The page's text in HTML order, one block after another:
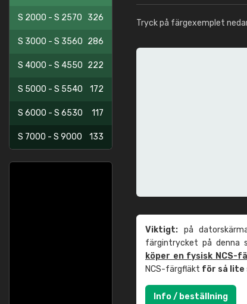
S 2000 - S 2570 326
S 3000 - S 3560 286
S 4000 - S 4550 222
S 5000 - S 5540 172
S 6000 - S 6530 117
S 7000 - S 9000 133
Tryck på färgexemplet
Viktigt: på
färgintrycket på denna
köper en fysisk NCS-
NCS-färgfläkt för så lite
Info / beställning